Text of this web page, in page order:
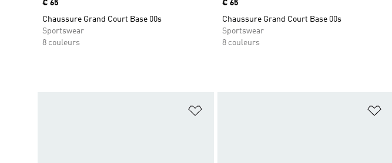
Prix
€ 65
Chaussure Grand Court Base 00s
Sportswear
8 couleurs
Prix
€ 65
Chaussure Grand Court Base 00s
Sportswear
8 couleurs